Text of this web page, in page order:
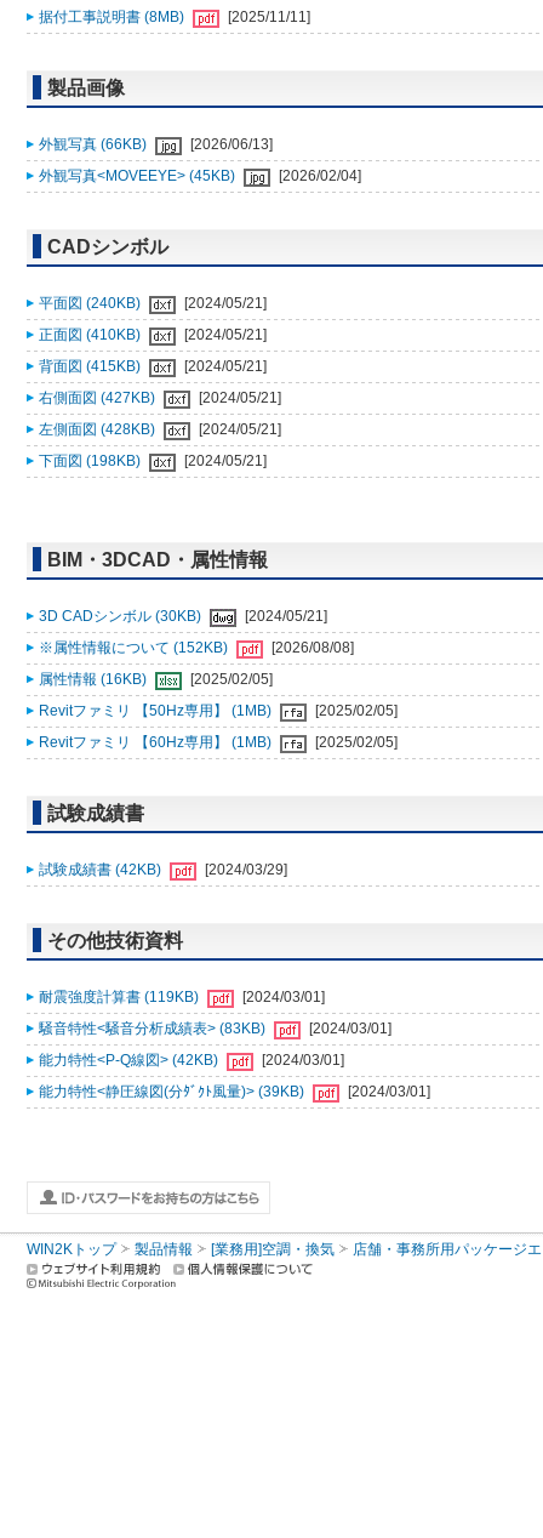
据付工事説明書 (8MB) [2025/11/11]
製品画像
外観写真 (66KB)
[2026/06/13]
外観写真<MOVEEYE> (45KB)
[2026/02/04]
CADシンボル
平面図 (240KB)
[2024/05/21]
正面図 (410KB)
[2024/05/21]
背面図 (415KB)
[2024/05/21]
右側面図 (427KB)
[2024/05/21]
左側面図 (428KB)
[2024/05/21]
下面図 (198KB)
[2024/05/21]
BIM・3DCAD・属性情報
3D CADシンボル (30KB)
[2024/05/21]
※属性情報について (152KB)
[2026/08/08]
属性情報 (16KB)
[2025/02/05]
Revitファミリ 【50Hz専用】 (1MB)
[2025/02/05]
Revitファミリ 【60Hz専用】 (1MB)
[2025/02/05]
試験成績書
試験成績書 (42KB) [2024/03/29]
その他技術資料
耐震強度計算書 (119KB)
[2024/03/01]
騒音特性<騒音分析成績表> (83KB)
[2024/03/01]
能力特性<P-Q線図> (42KB)
[2024/03/01]
能力特性<静圧線図(分ﾀﾞｸﾄ風量)> (39KB)
[2024/03/01]
WIN2Kトップ 製品情報 [業務用]空調・換気 店舗・事務所用パッケージ